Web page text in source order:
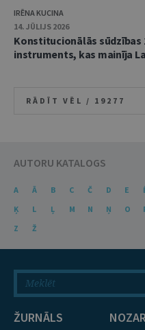
IRĒNA KUCINA
14. JŪLIJS 2026
Konstitucionālās sūdzības
instruments, kas mainīja
RĀDĪT VĒL / 19277
AUTORU KATALOGS
A Ā B C Č D E
Ķ
L Ļ M N Ņ O
Z
Ž
ŽURNĀLS